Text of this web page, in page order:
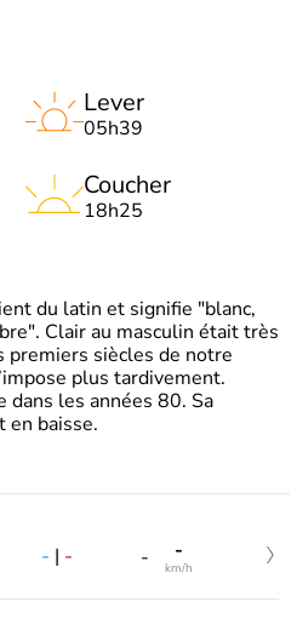
Lever
05h39
Coucher
18h25
du latin et signifie "blanc,
Clair au masculin était très
premiers siècles de notre
plus tardivement.
dans les années 80. Sa
en baisse.
- | - - -
km/h